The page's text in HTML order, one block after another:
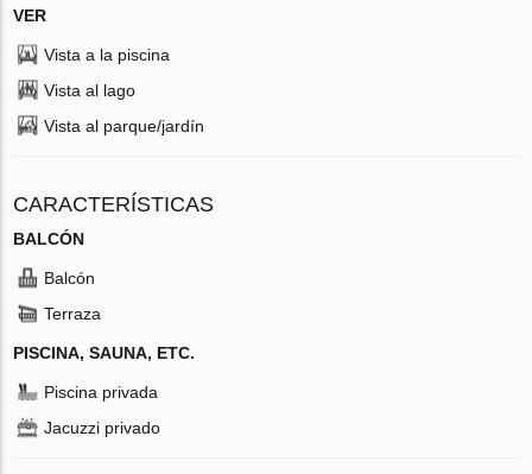
VER
Vista a la piscina
Vista al lago
Vista al parque/jardín
CARACTERÍSTICAS
BALCÓN
Balcón
Terraza
PISCINA, SAUNA, ETC.
Piscina privada
Jacuzzi privado